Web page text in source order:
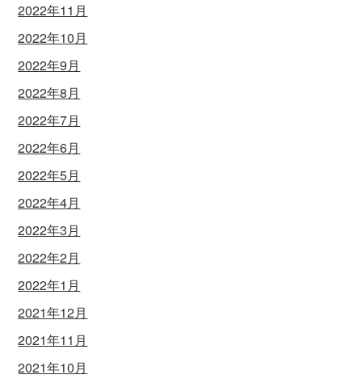
2022年11月
2022年10月
2022年9月
2022年8月
2022年7月
2022年6月
2022年5月
2022年4月
2022年3月
2022年2月
2022年1月
2021年12月
2021年11月
2021年10月